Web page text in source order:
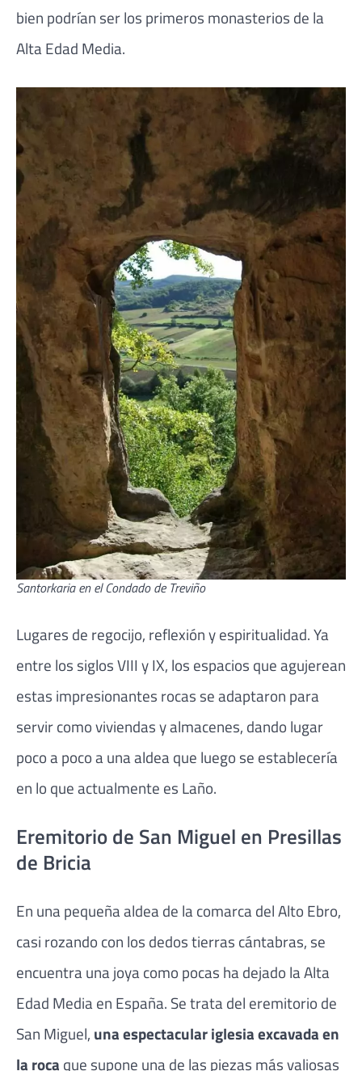
bien podrían ser los primeros monasterios de la
Alta Edad Media.
Santorkaria en el Condado de Treviño
Lugares de regocijo, reflexión y espiritualidad. Ya
entre los siglos VIII y IX, los espacios que agujerean
estas impresionantes rocas se adaptaron para
servir como viviendas y almacenes, dando lugar
poco a poco a una aldea que luego se establecería
en lo que actualmente es Laño.
Eremitorio de San Miguel en Presillas
de Bricia
En una pequeña aldea de la comarca del Alto Ebro,
casi rozando con los dedos tierras cántabras, se
encuentra una joya como pocas ha dejado la Alta
Edad Media en España. Se trata del eremitorio de
San Miguel, una espectacular iglesia excavada en
la roca que supone una de las piezas más valiosas